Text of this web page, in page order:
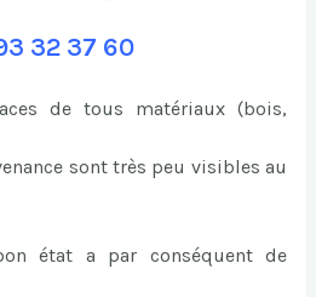
32 37 60
de tous matériaux (bois,
sont très peu visibles au
état a par conséquent de